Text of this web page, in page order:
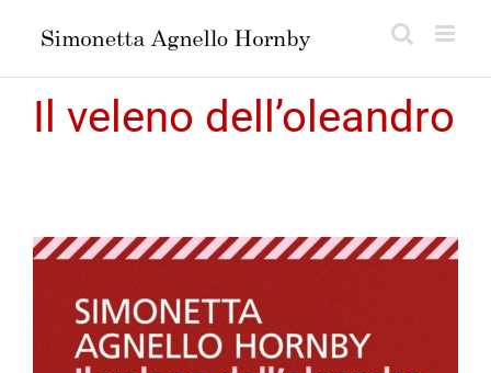
Il veleno dell’oleandro